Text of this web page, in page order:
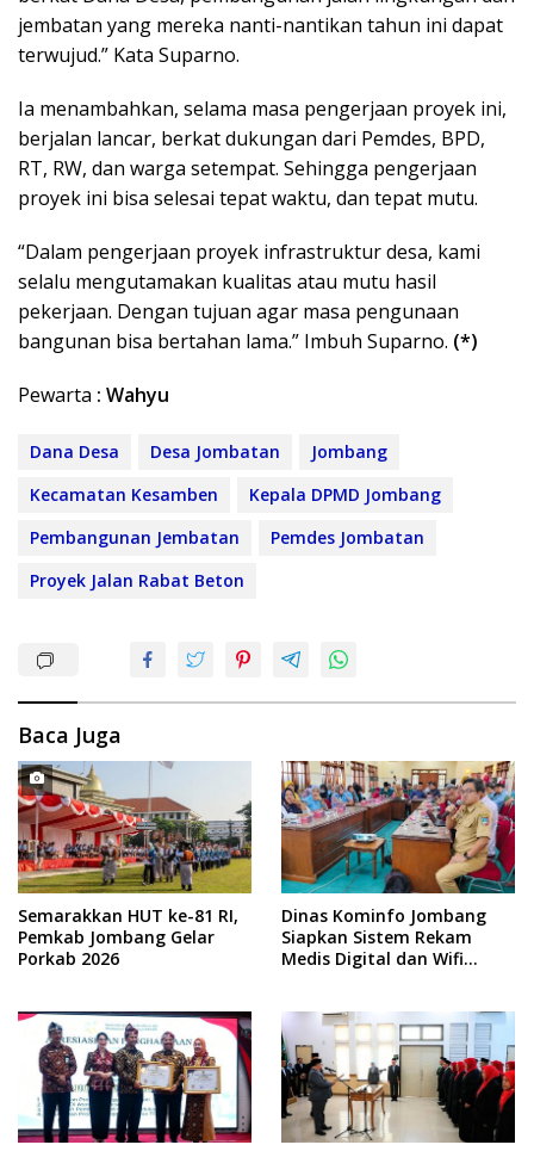
jembatan yang mereka nanti-nantikan tahun ini dapat
terwujud.” Kata Suparno.
Ia menambahkan, selama masa pengerjaan proyek ini,
berjalan lancar, berkat dukungan dari Pemdes, BPD,
RT, RW, dan warga setempat. Sehingga pengerjaan
proyek ini bisa selesai tepat waktu, dan tepat mutu.
“Dalam pengerjaan proyek infrastruktur desa, kami
selalu mengutamakan kualitas atau mutu hasil
pekerjaan. Dengan tujuan agar masa pengunaan
bangunan bisa bertahan lama.” Imbuh Suparno. (*)
Pewarta : Wahyu
Dana Desa Desa Jombatan
Jombang
Kecamatan Kesamben
Kepala DPMD Jombang
Pembangunan Jembatan
Pemdes Jombatan
Proyek Jalan Rabat Beton
Baca Juga
Semarakkan HUT ke-81 RI,
Pemkab Jombang Gelar
Porkab 2026
Dinas Kominfo Jombang
Siapkan Sistem Rekam
Medis Digital dan Wifi